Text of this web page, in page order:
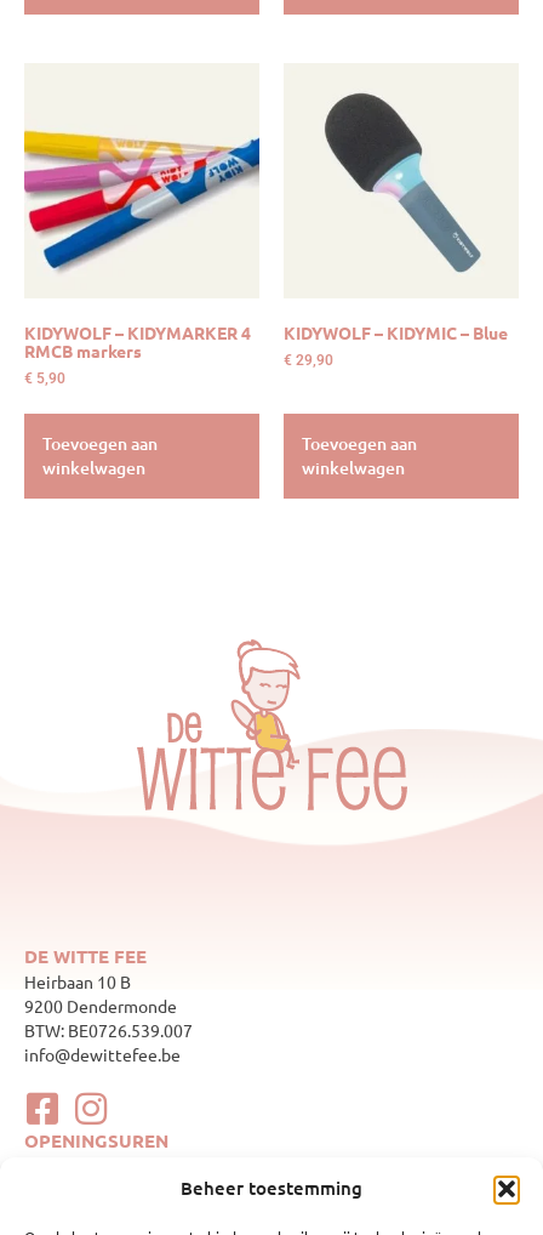
Beheer toestemming
KIDYWOLF – KIDYMARKER 4
RMCB markers
€ 5,90
Toevoegen aan
winkelwagen
KIDYWOLF – KIDYMIC – Blue
€ 29,90
Toevoegen aan
winkelwagen
DE WITTE FEE
Heirbaan 10 B
9200 Dendermonde
BTW: BE0726.539.007
info@dewittefee.be
OPENINGSUREN
10:00–17:00